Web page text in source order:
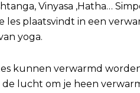
Vinyasa ,Hatha…
les plaatsvindt in een
yoga.
kunnen verwarmd
lucht om je heen